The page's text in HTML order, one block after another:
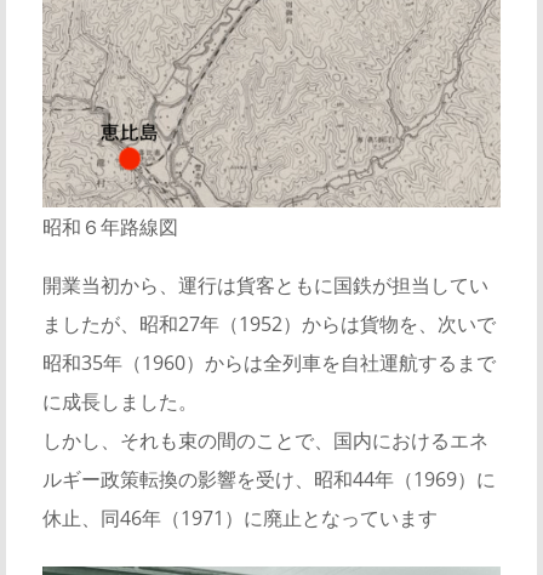
昭和６年路線図
開業当初から、運行は貨客ともに国鉄が担当してい
ましたが、昭和27年（1952）からは貨物を、次いで
昭和35年（1960）からは全列車を自社運航するまで
に成長しました。
しかし、それも束の間のことで、国内におけるエネ
ルギー政策転換の影響を受け、昭和44年（1969）に
休止、同46年（1971）に廃止となっています